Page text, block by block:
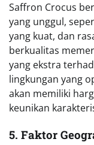
Saffron Crocus
yang unggul,
yang kuat, dan
berkualitas
yang ekstra
lingkungan yang
akan memiliki
keunikan
5. Faktor